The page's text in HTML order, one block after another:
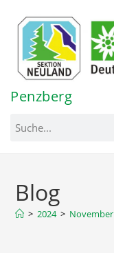
springen
Penzberg
Blog
> 2024 > November